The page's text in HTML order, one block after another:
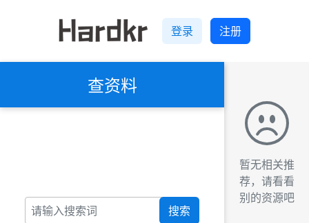
登录 注册
查资料
搜索
暂无相关推
荐，请看看
别的资源吧